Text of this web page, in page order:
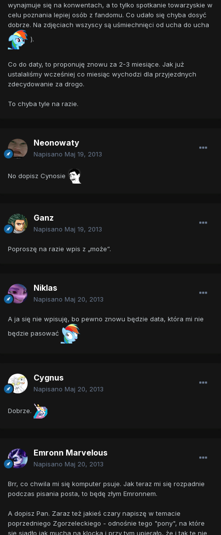
wynajmuje się na konwentach, a to tylko spotkanie towarzyskie w
celu poznania lepiej osób z fandomu. Co udało się chyba dosyć
dobrze. Na zdjęciach wszyscy są uśmiechnięci od ucha do ucha
).
Co do daty, to proponuję znowu za 2-3 miesiące. Jak już
ustalaliśmy wcześniej co miesiąc wychodzi dla przyjezdnych
zdecydowanie za drogo.
To chyba tyle na razie.
Neonowaty
Napisano Maj 19, 2013
No dopisz Cynosie
Ganz
Napisano Maj 19, 2013
Poproszę na razie wpis z „może”.
Niklas
Napisano Maj 20, 2013
A ja się nie wpisuję, bo pewno znowu będzie data, która mi nie
będzie pasować
Cygnus
Napisano Maj 20, 2013
Dobrze.
Emronn Marvelous
Napisano Maj 20, 2013
Brr, co chwila mi się komputer psuje. Jak teraz mi się rozpadnie
podczas pisania posta, to będę złym Emronnem.
A dopisz Pan. Zaraz też jakieś czary napiszę w temacie
poprzedniego Zgorzeleckiego - odnośnie tego "pony", na które
się siadło jak mucha na klocka i przy tym upierało, że i tak te nie